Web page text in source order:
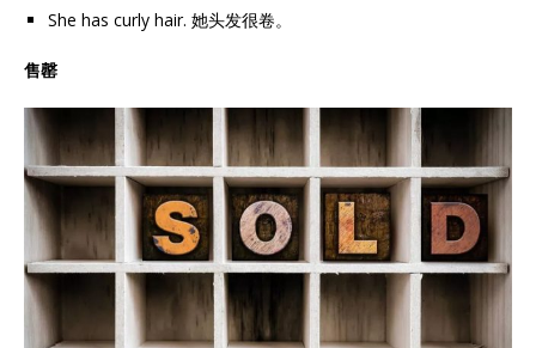
She has curly hair. 她头发很卷。
售罄